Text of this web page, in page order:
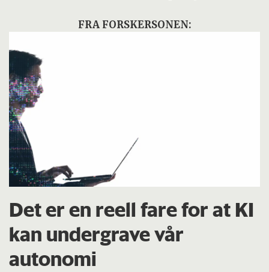
FRA FORSKERSONEN:
Det er en reell fare for at KI
kan undergrave vår
autonomi